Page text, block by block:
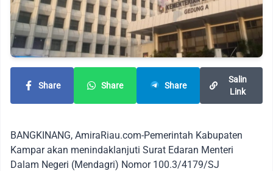
Share Share Share
Salin
Link
BANGKINANG, AmiraRiau.com-Pemerintah Kabupaten
Kampar akan menindaklanjuti Surat Edaran Menteri
Dalam Negeri (Mendagri) Nomor 100.3/4179/SJ